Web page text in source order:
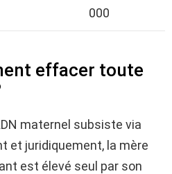
000
effacer toute
maternel subsiste via
et juridiquement, la mère
est élevé seul par son